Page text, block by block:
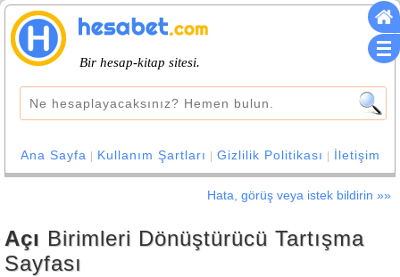
Bir hesap-kitap sitesi.
Ana Sayfa Kullanım Şartları |Gizlilik Politikası İletişim
Hata, görüş veya istek bildirin »»
Açı Birimleri Dönüştürücü Tartışma
Sayfası